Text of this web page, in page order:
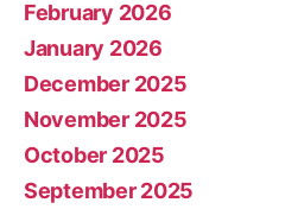
February 2026
January 2026
December 2025
November 2025
October 2025
September 2025